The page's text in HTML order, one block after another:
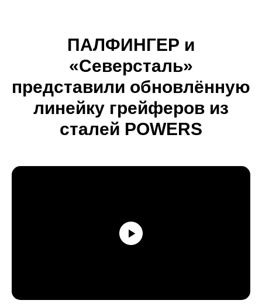
ПАЛФИНГЕР и
«Северсталь»
представили обновлённую
линейку грейферов из
сталей POWERS